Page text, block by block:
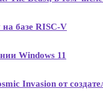
базе RISC-V
Windows 11
Invasion от